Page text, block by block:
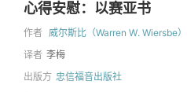
心得安慰：以赛亚书
作者 威尔斯比（Warren W. Wiersbe）
译者 李梅
出版方 忠信福音出版社